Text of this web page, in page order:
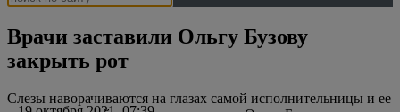
Врачи заставили Ольгу Бузову
закрыть рот
Слезы наворачиваются на глазах самой исполнительницы и ее